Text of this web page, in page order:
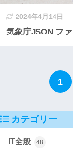
2024年4月14日
気象庁JSON フ
1
カテゴリー
IT全般 48